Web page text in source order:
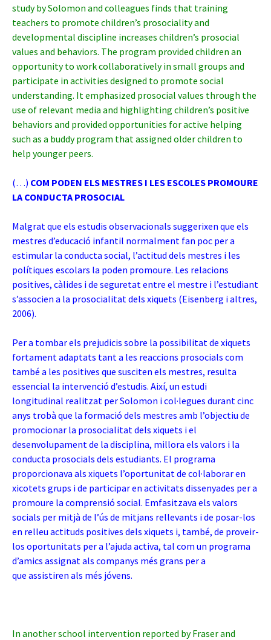
study by Solomon and colleagues finds that training
teachers to promote children’s prosociality and
developmental discipline increases children’s prosocial
values and behaviors. The program provided children an
opportunity to work collaboratively in small groups and
participate in activities designed to promote social
understanding. It emphasized prosocial values through the
use of relevant media and highlighting children’s positive
behaviors and provided opportunities for active helping
such as a buddy program that assigned older children to
help younger peers.
(…) COM PODEN ELS MESTRES I LES ESCOLES PROMOURE
LA CONDUCTA PROSOCIAL
Malgrat que els estudis observacionals suggerixen que els
mestres d’educació infantil normalment fan poc per a
estimular la conducta social, l’actitud dels mestres i les
polítiques escolars la poden promoure. Les relacions
positives, càlides i de seguretat entre el mestre i l’estudiant
s’associen a la prosocialitat dels xiquets (Eisenberg i altres,
2006).
Per a tombar els prejudicis sobre la possibilitat de xiquets
fortament adaptats tant a les reaccions prosocials com
també a les positives que susciten els mestres, resulta
essencial la intervenció d’estudis. Així, un estudi
longitudinal realitzat per Solomon i col·legues durant cinc
anys trobà que la formació dels mestres amb l’objectiu de
promocionar la prosocialitat dels xiquets i el
desenvolupament de la disciplina, millora els valors i la
conducta prosocials dels estudiants. El programa
proporcionava als xiquets l’oportunitat de col·laborar en
xicotets grups i de participar en activitats dissenyades per a
promoure la comprensió social. Emfasitzava els valors
socials per mitjà de l’ús de mitjans rellevants i de posar-los
en relleu actituds positives dels xiquets i, també, de proveir-
los oportunitats per a l’ajuda activa, tal com un programa
d’amics assignat als companys més grans per a
que assistiren als més jóvens.
In another school intervention reported by Fraser and